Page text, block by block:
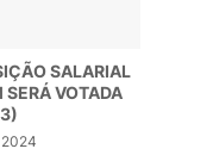
SALARIAL
VOTADA